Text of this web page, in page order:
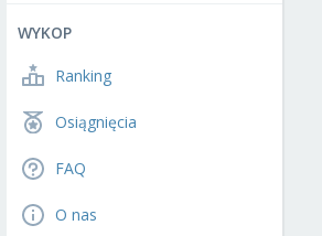
WYKOP
Ranking
Osiągnięcia
FAQ
O nas